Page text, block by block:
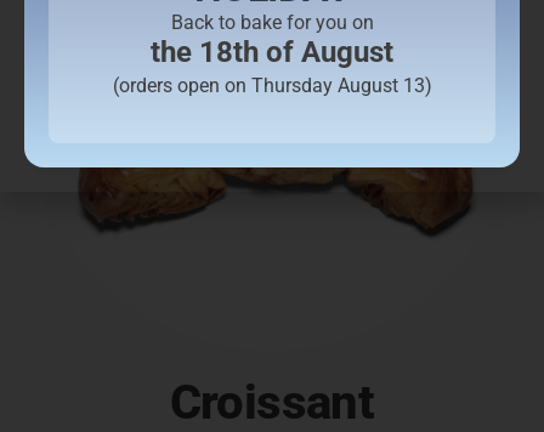
Croissant
Back to bake for you on
the 18th of August
(orders open on Thursday August 13)